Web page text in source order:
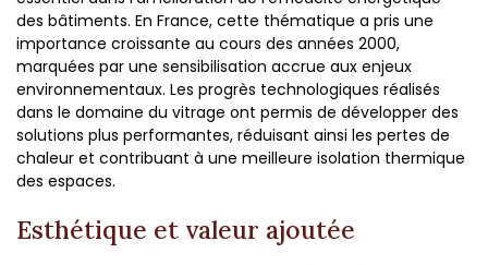
des bâtiments. En France, cette thématique a pris une
importance croissante au cours des années 2000,
marquées par une sensibilisation accrue aux enjeux
environnementaux. Les progrès technologiques réalisés
dans le domaine du vitrage ont permis de développer des
solutions plus performantes, réduisant ainsi les pertes de
chaleur et contribuant à une meilleure isolation thermique
des espaces.
Esthétique et valeur ajoutée